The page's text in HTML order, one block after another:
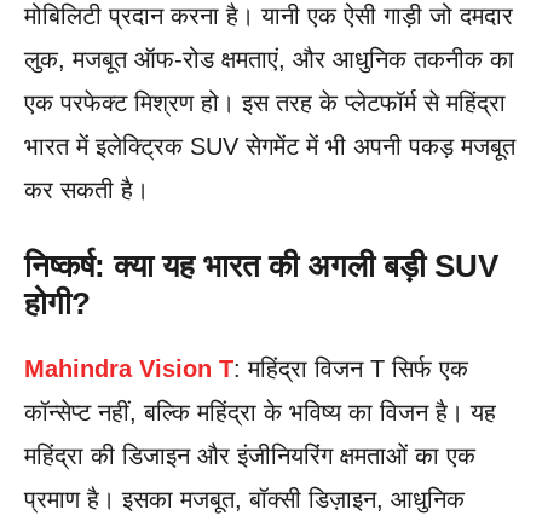
मोबिलिटी प्रदान करना है। यानी एक ऐसी गाड़ी जो दमदार
लुक, मजबूत ऑफ-रोड क्षमताएं, और आधुनिक तकनीक का
एक परफेक्ट मिश्रण हो। इस तरह के प्लेटफॉर्म से महिंद्रा
भारत में इलेक्ट्रिक SUV सेगमेंट में भी अपनी पकड़ मजबूत
कर सकती है।
निष्कर्ष: क्या यह भारत की अगली बड़ी SUV
होगी?
Mahindra Vision T: महिंद्रा विजन T सिर्फ एक
कॉन्सेप्ट नहीं, बल्कि महिंद्रा के भविष्य का विजन है। यह
महिंद्रा की डिजाइन और इंजीनियरिंग क्षमताओं का एक
प्रमाण है। इसका मजबूत, बॉक्सी डिज़ाइन, आधुनिक